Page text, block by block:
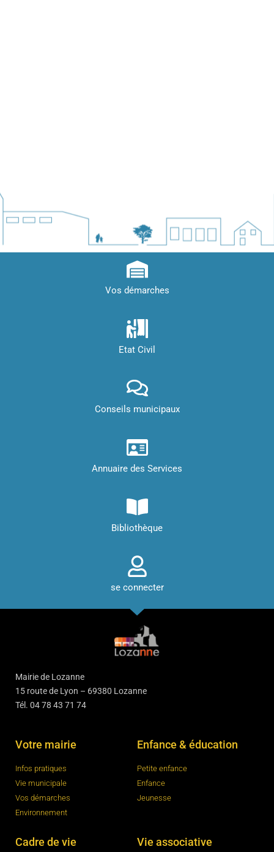
Vos démarches
Etat Civil
Conseils municipaux
Annuaire des Services
Bibliothèque
se connecter
Mairie de Lozanne
15 route de Lyon – 69380 Lozanne
Tél. 04 78 43 71 74
Votre mairie
Infos pratiques
Vie municipale
Vos démarches
Environnement
Enfance & éducation
Petite enfance
Enfance
Jeunesse
Cadre de vie Vie associative